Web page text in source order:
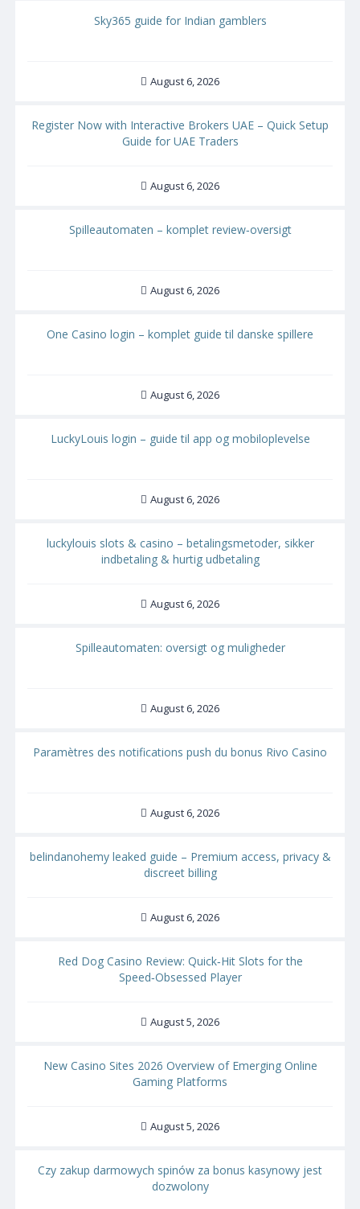
Sky365 guide for Indian gamblers
August 6, 2026
Register Now with Interactive Brokers UAE – Quick Setup
Guide for UAE Traders
August 6, 2026
Spilleautomaten – komplet review‑oversigt
August 6, 2026
One Casino login – komplet guide til danske spillere
August 6, 2026
LuckyLouis login – guide til app og mobiloplevelse
August 6, 2026
luckylouis slots & casino – betalingsmetoder, sikker
indbetaling & hurtig udbetaling
August 6, 2026
Spilleautomaten: oversigt og muligheder
August 6, 2026
Paramètres des notifications push du bonus Rivo Casino
August 6, 2026
belindanohemy leaked guide – Premium access, privacy &
discreet billing
August 6, 2026
Red Dog Casino Review: Quick‑Hit Slots for the
Speed‑Obsessed Player
August 5, 2026
New Casino Sites 2026 Overview of Emerging Online
Gaming Platforms
August 5, 2026
Czy zakup darmowych spinów za bonus kasynowy jest
dozwolony